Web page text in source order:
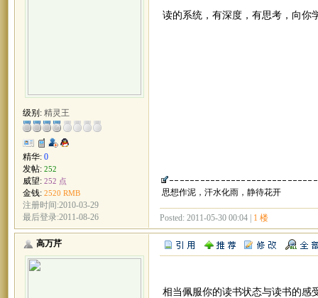
级别: 精灵王
精华: 0
发帖: 252
威望: 252 点
金钱: 2520 RMB
注册时间:2010-03-29
最后登录:2011-08-26
读的系统，有深度，有思考，向你
思想作泥，汗水化雨，静待花开
Posted: 2011-05-30 00:04 | 1 楼
高万芹
相当佩服你的读书状态与读书的感